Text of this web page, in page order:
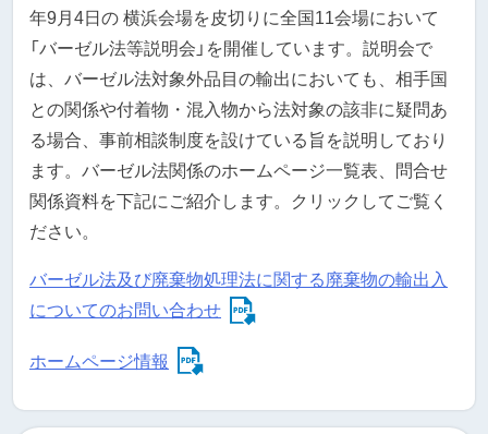
年9月4日の 横浜会場を皮切りに全国11会場において
「バーゼル法等説明会」を開催しています。説明会で
は、バーゼル法対象外品目の輸出においても、相手国
との関係や付着物・混入物から法対象の該非に疑問あ
る場合、事前相談制度を設けている旨を説明しており
ます。バーゼル法関係のホームページ一覧表、問合せ
関係資料を下記にご紹介します。クリックしてご覧く
ださい。
バーゼル法及び廃棄物処理法に関する廃棄物の輸出入
についてのお問い合わせ
ホームページ情報